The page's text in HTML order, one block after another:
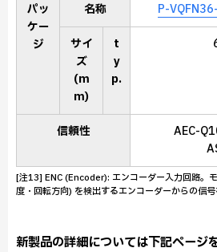
パッ
ケー
ジ
名称 P-
サイ
ズ
(m
m)
t
y
p.
信頼性
AEC-
[注13] ENC (Encoder): エンコーダー入力回路。
度・回転方向) を検出するエンコーダーからの信号
新製品の詳細については下記ページ